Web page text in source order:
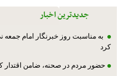
جدیدترین اخبار
به مناسبت روز خبرنگار امام جمعه
کرد
حضور مردم در صحنه، ضامن